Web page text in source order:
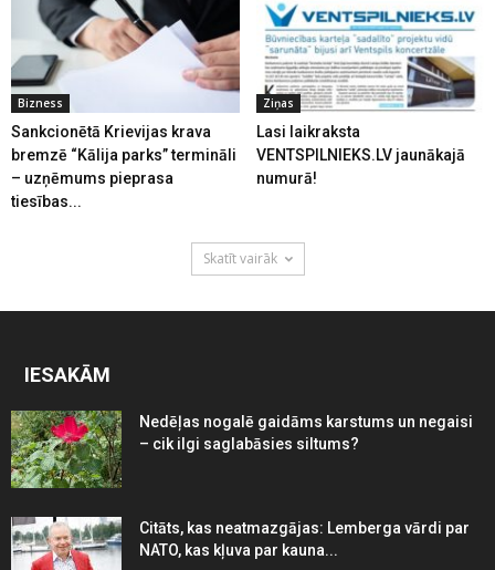
Bizness
Sankcionētā Krievijas krava
bremzē “Kālija parks” termināli
– uzņēmums pieprasa
tiesības...
Ziņas
Lasi laikraksta
VENTSPILNIEKS.LV jaunākajā
numurā!
Skatīt vairāk
IESAKĀM
Nedēļas nogalē gaidāms karstums un negaisi
– cik ilgi saglabāsies siltums?
Citāts, kas neatmazgājas: Lemberga vārdi par
NATO, kas kļuva par kauna...